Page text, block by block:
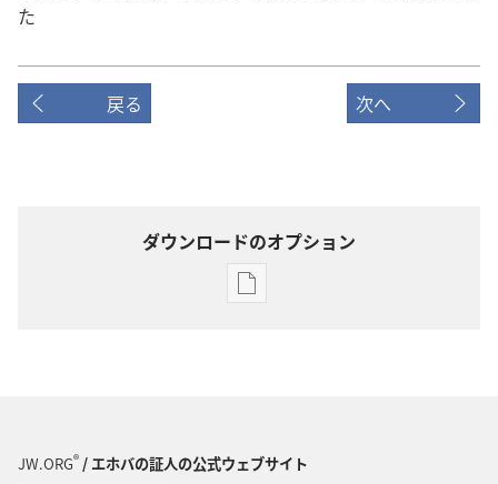
た
戻る 次へ
ダウンロードのオプション
出
ン
JW.ORG®/ エホバの証人の公式ウェブサイト